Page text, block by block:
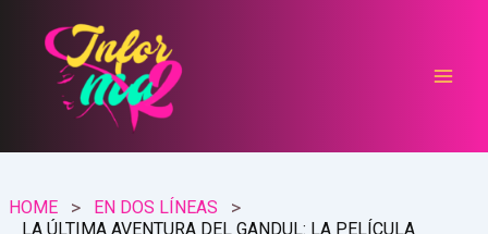
contenido
HOME
EN DOS LÍNEAS
LA ÚLTIMA AVENTURA DEL GANDUL: LA PELÍCULA